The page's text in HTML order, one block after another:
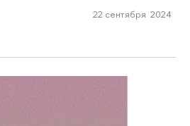
22 сентября 2024